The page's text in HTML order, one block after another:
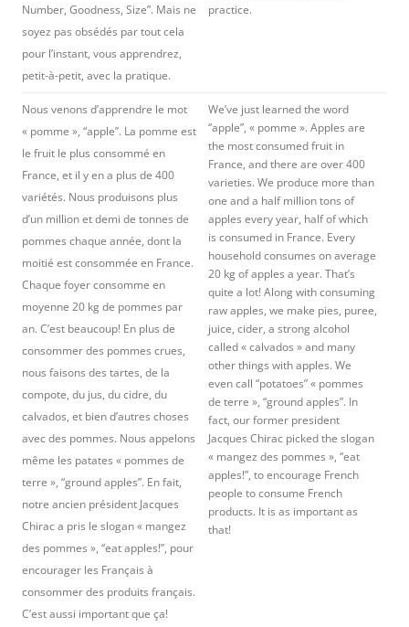
Number, Goodness, Size”. Mais ne
soyez pas obsédés par tout cela
pour l’instant, vous apprendrez,
petit-à-petit, avec la pratique.
practice.
Nous venons d’apprendre le mot
« pomme », “apple”. La pomme est
le fruit le plus consommé en
France, et il y en a plus de 400
variétés. Nous produisons plus
d’un million et demi de tonnes de
pommes chaque année, dont la
moitié est consommée en France.
Chaque foyer consomme en
moyenne 20 kg de pommes par
an. C’est beaucoup! En plus de
consommer des pommes crues,
nous faisons des tartes, de la
compote, du jus, du cidre, du
calvados, et bien d’autres choses
avec des pommes. Nous appelons
même les patates « pommes de
terre », “ground apples”. En fait,
notre ancien président Jacques
Chirac a pris le slogan « mangez
des pommes », “eat apples!”, pour
encourager les Français à
consommer des produits français.
C’est aussi important que ça!
We’ve just learned the word
“apple”, « pomme ». Apples are
the most consumed fruit in
France, and there are over 400
varieties. We produce more than
one and a half million tons of
apples every year, half of which
is consumed in France. Every
household consumes on average
20 kg of apples a year. That’s
quite a lot! Along with consuming
raw apples, we make pies, puree,
juice, cider, a strong alcohol
called « calvados » and many
other things with apples. We
even call “potatoes” « pommes
de terre », “ground apples”. In
fact, our former president
Jacques Chirac picked the slogan
« mangez des pommes », “eat
apples!”, to encourage French
people to consume French
products. It is as important as
that!